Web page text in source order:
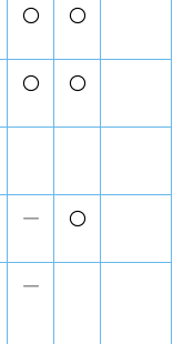
〇 〇
〇 〇
― 〇
―